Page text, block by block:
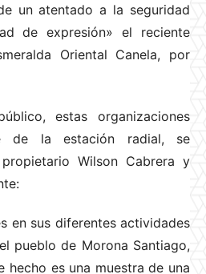
un atentado a la seguridad
de expresión» el reciente
Oriental Canela, por
estas organizaciones
de la estación radial, se
Wilson Cabrera y
en sus diferentes actividades
pueblo de Morona Santiago,
hecho es una muestra de una